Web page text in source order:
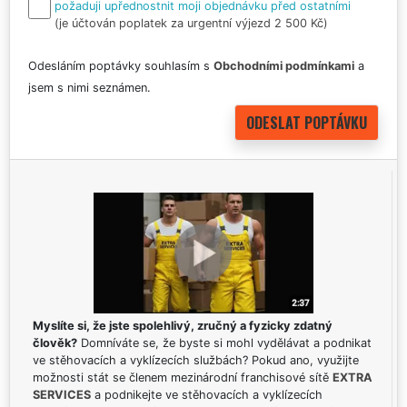
požaduji upřednostnit moji objednávku před ostatními
(je účtován poplatek za urgentní výjezd 2 500 Kč)
Odesláním poptávky souhlasím s Obchodními podmínkami a
jsem s nimi seznámen.
Myslíte si, že jste spolehlivý, zručný a fyzicky zdatný
člověk? Domníváte se, že byste si mohl vydělávat a podnikat
ve stěhovacích a vyklízecích službách? Pokud ano, využijte
možnosti stát se členem mezinárodní franchisové sítě EXTRA
SERVICES a podnikejte ve stěhovacích a vyklízecích